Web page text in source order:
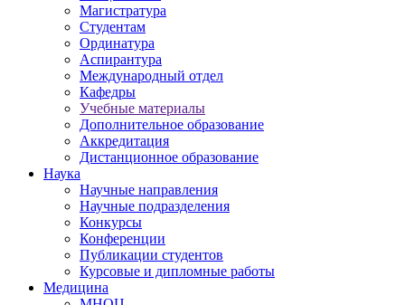
Магистратура
Студентам
Ординатура
Аспирантура
Международный отдел
Кафедры
Учебные материалы
Дополнительное образование
Аккредитация
Дистанционное образование
Наука
Научные направления
Научные подразделения
Конкурсы
Конференции
Публикации студентов
Курсовые и дипломные работы
Медицина